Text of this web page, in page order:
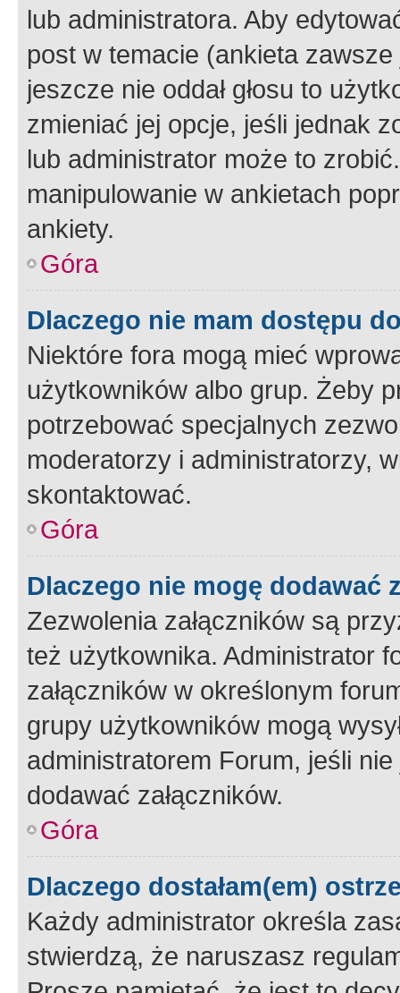
lub administratora. Aby
post w temacie (ankieta
jeszcze nie oddał głosu to
zmieniać jej opcje, jeśli jednak
lub administrator może to
manipulowanie w ankietach
ankiety.
Góra
Dlaczego nie mam dostępu
Niektóre fora mogą mieć
użytkowników albo grup. Żeby
potrzebować specjalnych
moderatorzy i administratorzy,
skontaktować.
Góra
Dlaczego nie mogę dodawać
Zezwolenia załączników są
też użytkownika. Administrator
załączników w określonym
grupy użytkowników mogą
administratorem Forum, jeśli
dodawać załączników.
Góra
Dlaczego dostałam(em)
Każdy administrator określa
stwierdzą, że naruszasz